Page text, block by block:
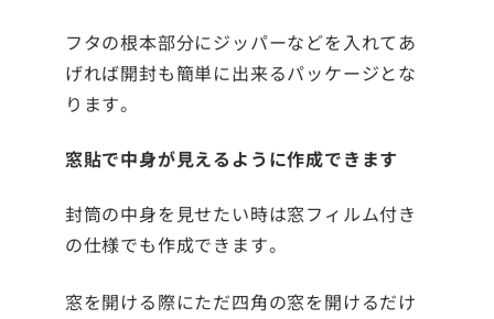
フタの根本部分にジッパーなどを入れてあ
げれば開封も簡単に出来るパッケージとな
ります。
窓貼で中身が見えるように作成できます
封筒の中身を見せたい時は窓フィルム付き
の仕様でも作成できます。
窓を開ける際にただ四角の窓を開けるだけ